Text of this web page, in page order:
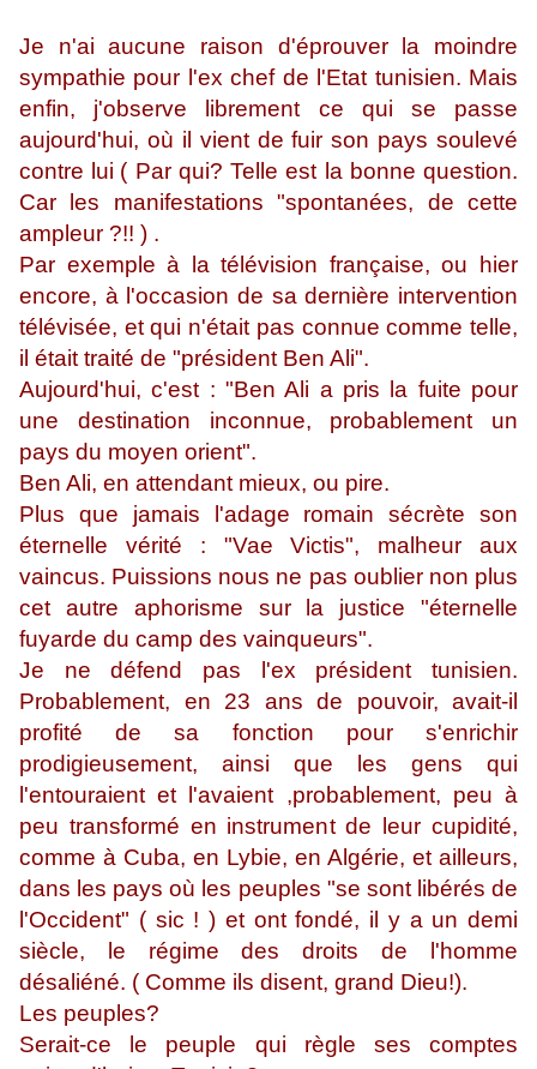
Je n'ai aucune raison d'éprouver la moindre
sympathie pour l'ex chef de l'Etat tunisien. Mais
enfin, j'observe librement ce qui se passe
aujourd'hui, où il vient de fuir son pays soulevé
contre lui ( Par qui? Telle est la bonne question.
Car les manifestations "spontanées, de cette
ampleur ?!! ) .
Par exemple à la télévision française, ou hier
encore, à l'occasion de sa dernière intervention
télévisée, et qui n'était pas connue comme telle,
il était traité de "président Ben Ali".
Aujourd'hui, c'est : "Ben Ali a pris la fuite pour
une destination inconnue, probablement un
pays du moyen orient".
Ben Ali, en attendant mieux, ou pire.
Plus que jamais l'adage romain sécrète son
éternelle vérité : "Vae Victis", malheur aux
vaincus. Puissions nous ne pas oublier non plus
cet autre aphorisme sur la justice "éternelle
fuyarde du camp des vainqueurs".
Je ne défend pas l'ex président tunisien.
Probablement, en 23 ans de pouvoir, avait-il
profité de sa fonction pour s'enrichir
prodigieusement, ainsi que les gens qui
l'entouraient et l'avaient ,probablement, peu à
peu transformé en instrument de leur cupidité,
comme à Cuba, en Lybie, en Algérie, et ailleurs,
dans les pays où les peuples "se sont libérés de
l'Occident" ( sic ! ) et ont fondé, il y a un demi
siècle, le régime des droits de l'homme
désaliéné. ( Comme ils disent, grand Dieu!).
Les peuples?
Serait-ce le peuple qui règle ses comptes